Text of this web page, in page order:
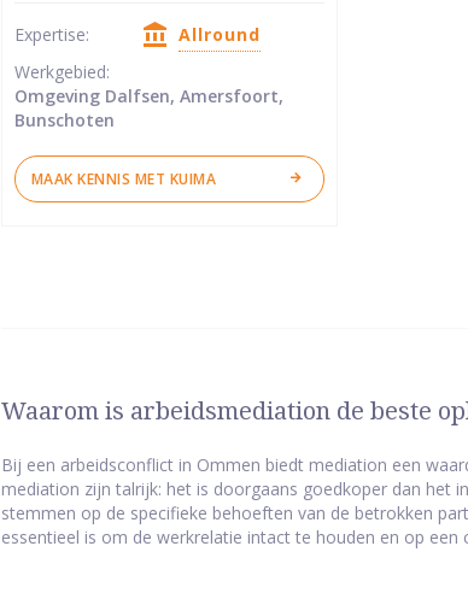
sterren
Expertise:
Allround
Werkgebied:
Omgeving Dalfsen, Amersfoort,
Bunschoten
MAAK KENNIS MET KUIMA
Waarom is arbeidsmediation de beste
Bij een arbeidsconflict in Ommen biedt mediation een
mediation zijn talrijk: het is doorgaans goedkoper dan het
stemmen op de specifieke behoeften van de betrokken
essentieel is om de werkrelatie intact te houden en op een